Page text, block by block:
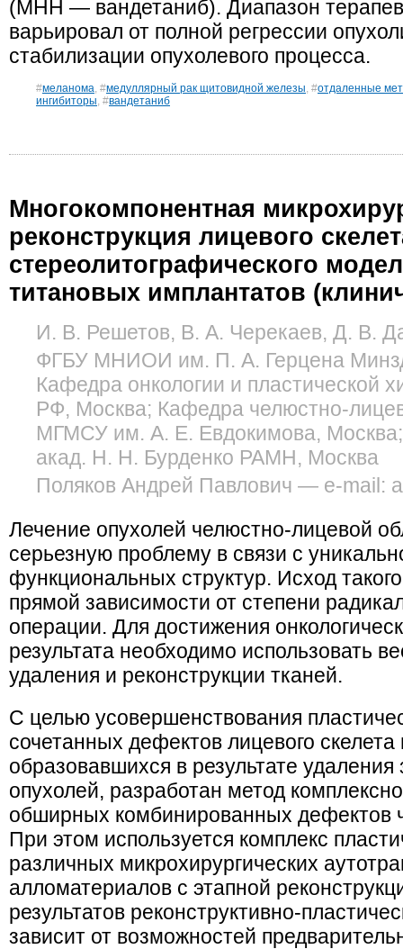
(МНН — вандетаниб). Диапазон
варьировал от полной регрессии
стабилизации опухолевого процесса.
#меланома, #медуллярный рак щитовидной железы, #отдаленные
ингибиторы, #вандетаниб
Многокомпонентная
реконструкция лицевого
стереолитографического
титановых имплантатов
И. В. Решетов, В. А. Черекаев, Д. В.
ФГБУ МНИОИ им. П. А. Герцена
Кафедра онкологии и
РФ, Москва; Кафедра челюстно-
МГМСУ им. А. Е. Евдокимова,
акад. Н. Н. Бурденко РАМН, Москва
Поляков Андрей Павлович — e-mail:
Лечение опухолей челюстно-лицевой
серьезную проблему в связи с
функциональных структур. Исход
прямой зависимости от степени
операции. Для достижения
результата необходимо использовать
удаления и реконструкции тканей.
С целью усовершенствования
сочетанных дефектов лицевого
образовавшихся в результате
опухолей, разработан метод
обширных комбинированных дефектов
При этом используется комплекс
различных микрохирургических
алломатериалов с этапной
результатов реконструктивно-
зависит от возможностей